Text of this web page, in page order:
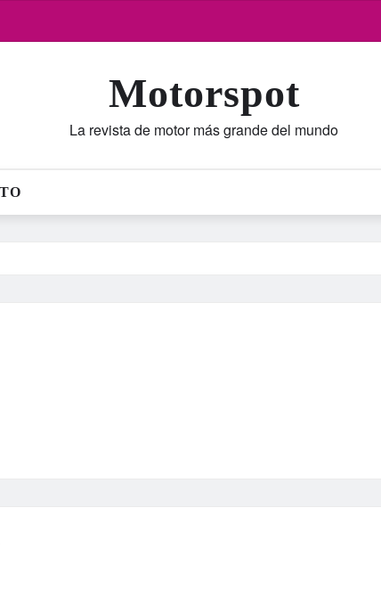
Motorspot
La revista de motor más grande del mundo